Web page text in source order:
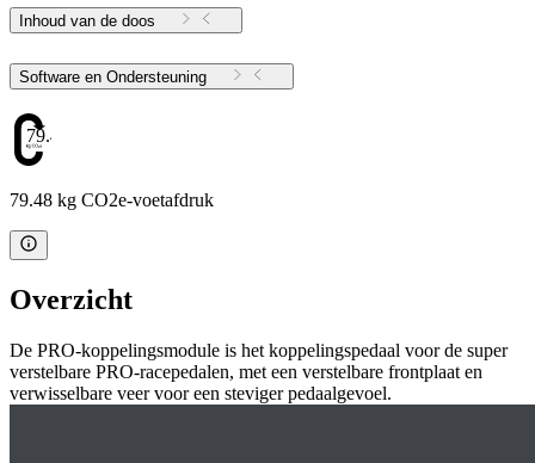
Inhoud van de doos
Software en Ondersteuning
79.48
79.48 kg CO2e-voetafdruk
Overzicht
De PRO-koppelingsmodule is het koppelingspedaal voor de super
verstelbare PRO-racepedalen, met een verstelbare frontplaat en
verwisselbare veer voor een steviger pedaalgevoel.